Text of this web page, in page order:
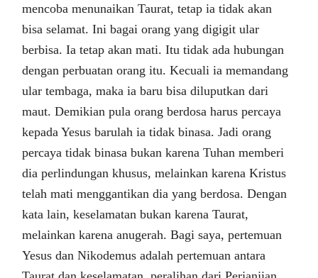
mencoba menunaikan Taurat, tetap ia tidak akan
bisa selamat. Ini bagai orang yang digigit ular
berbisa. Ia tetap akan mati. Itu tidak ada hubungan
dengan perbuatan orang itu. Kecuali ia memandang
ular tembaga, maka ia baru bisa diluputkan dari
maut. Demikian pula orang berdosa harus percaya
kepada Yesus barulah ia tidak binasa. Jadi orang
percaya tidak binasa bukan karena Tuhan memberi
dia perlindungan khusus, melainkan karena Kristus
telah mati menggantikan dia yang berdosa. Dengan
kata lain, keselamatan bukan karena Taurat,
melainkan karena anugerah. Bagi saya, pertemuan
Yesus dan Nikodemus adalah pertemuan antara